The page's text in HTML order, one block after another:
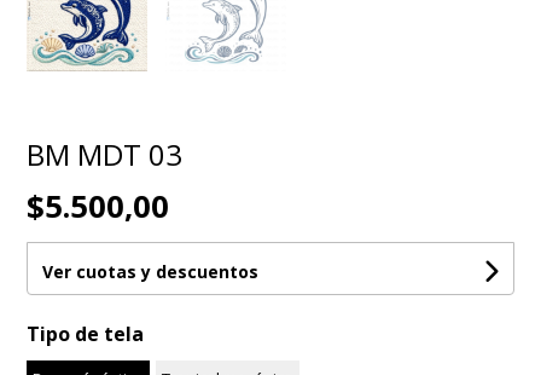
BM MDT 03
$5.500,00
Ver cuotas y descuentos
Tipo de tela